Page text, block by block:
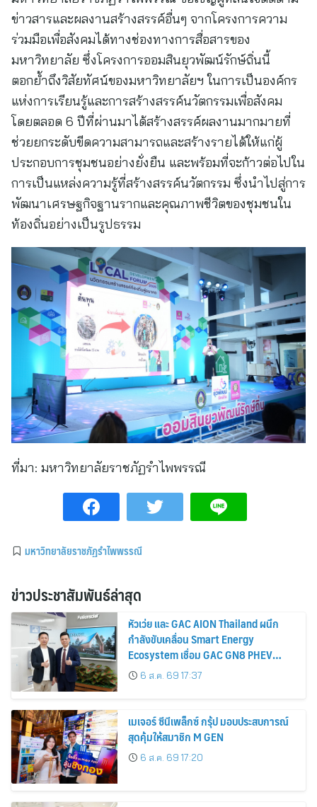
ข่าวสารและผลงานสร้างสรรค์อื่นๆ จากโครงการความ
ร่วมมือเพื่อสังคมได้ทางช่องทางการสื่อสารของ
มหาวิทยาลัย ซึ่งโครงการออมสินยุวพัฒน์รักษ์ถิ่นนี้
ตอกย้ำถึงวิสัยทัศน์ของมหาวิทยาลัยฯ ในการเป็นองค์กร
แห่งการเรียนรู้และการสร้างสรรค์นวัตกรรมเพื่อสังคม
โดยตลอด 6 ปีที่ผ่านมาได้สร้างสรรค์ผลงานมากมายที่
ช่วยยกระดับขีดความสามารถและสร้างรายได้ให้แก่ผู้
ประกอบการชุมชนอย่างยั่งยืน และพร้อมที่จะก้าวต่อไปใน
การเป็นแหล่งความรู้ที่สร้างสรรค์นวัตกรรม ซึ่งนำไปสู่การ
พัฒนาเศรษฐกิจฐานรากและคุณภาพชีวิตของชุมชนใน
ท้องถิ่นอย่างเป็นรูปธรรม
ที่มา: มหาวิทยาลัยราชภัฏรำไพพรรณี
มหาวิทยาลัยราชภัฏรำไพพรรณี
ข่าวประชาสัมพันธ์ล่าสุด
หัวเว่ย และ GAC AION Thailand ผนึก
กำลังขับเคลื่อน Smart Energy
Ecosystem เชื่อม GAC GN8 PHEV
รถยนต์ MPV ระดับพรีเมียม เข้ากับ
พลังงานแสงอาทิตย์ภายในบ้าน
6 ส.ค. 69 17:37
เมเจอร์ ซีนีเพล็กซ์ กรุ้ป มอบประสบการณ์
สุดคุ้มให้สมาชิก M GEN
6 ส.ค. 69 17:20